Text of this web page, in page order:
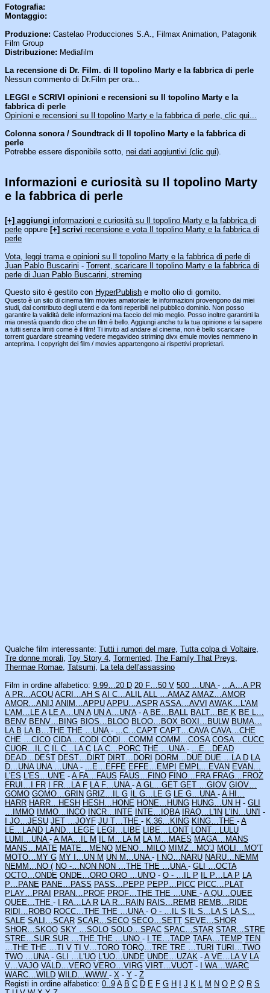
Fotografia:
Montaggio:
Produzione: Castelao Producciones S.A., Filmax Animation, Patagonik
Film Group
Distribuzione: Mediafilm
La recensione di Dr. Film. di Il topolino Marty e la fabbrica di perle
Nessun commento di Dr.Film per ora...
LEGGI e SCRIVI opinioni e recensioni su Il topolino Marty e la
fabbrica di perle
Opinioni e recensioni su Il topolino Marty e la fabbrica di perle, clic qui...
Colonna sonora / Soundtrack di Il topolino Marty e la fabbrica di
perle
Potrebbe essere disponibile sotto, nei dati aggiuntivi (clic qui).
Informazioni e curiosità su Il topolino Marty
e la fabbrica di perle
[+] aggiungi informazioni e curiosità su Il topolino Marty e la fabbrica di
perle oppure [+] scrivi recensione e vota Il topolino Marty e la fabbrica di
perle
Vota, leggi trama e opinioni su Il topolino Marty e la fabbrica di perle di
Juan Pablo Buscarini - Torrent, scaricare Il topolino Marty e la fabbrica di
perle di Juan Pablo Buscarini, streming
Questo sito è gestito con HyperPublish e molto olio di gomito.
Questo è un sito di cinema film movies amatoriale: le informazioni provengono dai miei
studi, dal contributo degli utenti e da fonti reperibili nel pubblico dominio. Non posso
garantire la validità delle informazioni ma faccio del mio meglio. Posso inoltre garantirti la
mia onestà quando dico che un film è bello. Aggiungi anche tu la tua opinione e fai sapere
a tutti senza limiti come è il film! Ti invito ad andare al cinema, non è bello scaricare
torrent guardare streaming vedere megavideo striming divx emule movies nemmeno in
anteprima. I copyright dei film / movies appartengono ai rispettivi proprietari.
Qualche film interessante: Tutti i rumori del mare, Tutta colpa di Voltaire,
Tre donne morali, Toy Story 4, Tormented, The Family That Preys,
Thermae Romae, Tatsumi, La tela dell'assassino
Film in ordine alfabetico: 9.99…20 D 20 F…50 V 500 …UNA - ...A…A PR
A PR…ACQU ACRI…AH S AI C…ALIL ALL …AMAZ AMAZ…AMOR
AMOR…ANIJ ANIM…APPU APPU…ASPR ASSA…AVVI AWAK…L'AM
L'AM…LE A LE A…UN A UN A…UN'A- A BE…BALL BALT…BE K BE L…
BENV BENV…BING BIOS…BLOO BLOO…BOX BOXI…BULW BUMA…
LA B LA B…THE THE …UNA - ...C…CAPT CAPT…CAVA CAVA…CHE
CHE …CICO CIDA…CODI CODI…COMM COMM…COSA COSA…CUCC
CUOR…IL C
IL C…LA C LA C…PORC THE …UNA - ...E…DEAD
DEAD…DEST DEST…DIRT DIRT…DORI DORM…DUE DUE …LA D LA
D…UNA UNA …UNA - ...E…EFFE EFFE…EMPI EMPL…EVAN EVAN…
L'ES L'ES…UN'E - A FA…FAUS FAUS…FINO FINO…FRA FRAG…FROZ
FRUI…I FR
I FR…LA F LA F…UNA - A GL…GET GET …GIOV GIOV…
GOMO GOMO…GRIN GRIZ…IL G IL G…LE G LE G…UNA - A HI…
HARR HARR…HESH HESH…HONE HONE…HUNG HUNG…UN H - GLI
…IMMO
IMMO…INCO INCR…INTE INTE…IQBA IRAQ…L'IN L'IN…UN'I -
I JO…JESU JET …JOYF JU T…THE - K.36…KING KING…THE - A
LE…LAND LAND…LEGE LEGI…LIBE LIBE…LONT LONT…LULU
LUMI…UNA - A MA…IL M IL M…LA M LA M…MAES MAGA…MANS
MANS…MATE MATE…MENO MENO…MILO MIMZ…MO'J MOLI…MO'T
MOTO…MY G MY I…UN M UN M…UNA - I NO…NARU NARU…NEMM
NEMM…NO ( NO -…NON NON …THE THE …UNA - GLI …OCTA
OCTO…ONDE ONDE…ORO ORO …UN'O - O - …IL P IL P…LA P LA
P…PANE PANE…PASS PASS…PEPP PEPP…PICC PICC…PLAT
PLAY…PRAI
PRAN…PROF PROF…THE THE …UNE - A QU…QUEE
QUEE…THE - I RA…LA R LA R…RAIN RAIS…REMB REMB…RIDE
RIDI…ROBO ROCC…THE THE …UNA - O - …IL S IL S…LA S LA S…
SALE SALI…SCAR SCAR…SECO SECO…SETT SEVE…SHOR
SHOR…SKOO SKY …SOLO SOLO…SPAC SPAC…STAR STAR…STRE
STRE…SUR SUR …THE THE …UNO - I TE…TADP TAFA…TEMP TEN
…THE THE …TI V TI V…TORO TORQ…TRE TRE …TURI TURI…TWO
TWO …UNA - GLI …L'UO L'UO…UNDE UNDE…UZAK - A VE…LA V LA
V…VAJO VALD…VERO VERO…VIRG VIRT…VUOT -
I WA…WARC
WARC…WILD WILD…WWW - X - Y - Z
Registi in ordine alfabetico: 0..9 A B C D E F G H J K L M N O P Q R S